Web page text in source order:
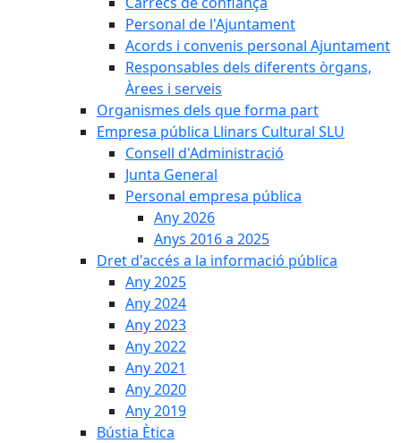
Personal de l'Ajuntament
Acords i convenis personal Ajuntament
Responsables dels diferents òrgans,
Àrees i serveis
Organismes dels que forma part
Empresa pública Llinars Cultural SLU
Consell d'Administració
Junta General
Personal empresa pública
Any 2026
Anys 2016 a 2025
Dret d'accés a la informació pública
Any 2025
Any 2024
Any 2023
Any 2022
Any 2021
Any 2020
Any 2019
Bústia Ètica